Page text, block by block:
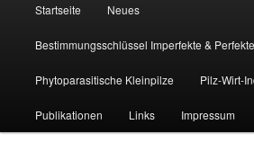
Startseite Neues
Bestimmungsschlüssel Imperfekte &
Phytoparasitische Kleinpilze Pilz-Wirt-
Publikationen Links Impressum